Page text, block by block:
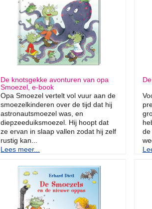
De knotsgekke avonturen van opa
Smoezel, e-book
Opa Smoezel vertelt vol vuur aan de
smoezelkinderen over de tijd dat hij
astronautsmoezel was, en
diepzeeduiksmoezel. Hij hoopt dat
ze ervan in slaap vallen zodat hij zelf
rustig kan...
Lees meer...
de